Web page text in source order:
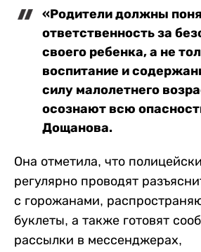
«Родители должны
ответственность за
своего ребенка, а не
воспитание и
силу малолетнего
осознают всю
Дощанова.
Она отметила, что
регулярно проводят
с горожанами,
буклеты, а также готовят
рассылки в мессенджерах,